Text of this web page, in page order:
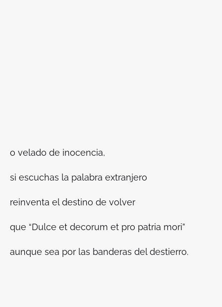
o velado de inocencia,
si escuchas la palabra extranjero
reinventa el destino de volver
que “Dulce et decorum et pro patria mori”
aunque sea por las banderas del destierro.